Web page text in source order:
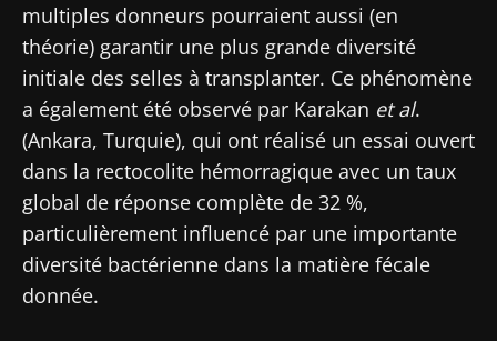
multiples donneurs pourraient aussi (en
théorie) garantir une plus grande diversité
initiale des selles à transplanter. Ce phénomène
a également été observé par Karakan et al.
(Ankara, Turquie), qui ont réalisé un essai ouvert
dans la rectocolite hémorragique avec un taux
global de réponse complète de 32 %,
particulièrement influencé par une importante
diversité bactérienne dans la matière fécale
donnée.